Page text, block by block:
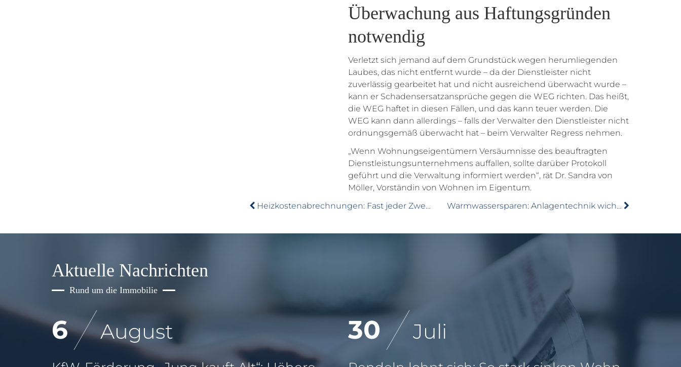
Überwachung aus Haftungsgründen
notwendig
Verletzt sich jemand auf dem Grundstück wegen herumliegenden
Laubes, das nicht entfernt wurde – da der Dienstleister nicht
zuverlässig gearbeitet hat und nicht ausreichend überwacht wurde –
kann er Schadensersatzansprüche gegen die WEG richten. Das heißt,
die WEG haftet in diesen Fällen, und das kann teuer werden. Die
WEG kann dann allerdings – falls der Verwalter den Dienstleister nicht
ordnungsgemäß überwacht hat – beim Verwalter Regress nehmen.
„Wenn Wohnungseigentümern Versäumnisse des beauftragten
Dienstleistungsunternehmens auffallen, sollte darüber Protokoll
geführt und die Verwaltung informiert werden“, rät Dr. Sandra von
Möller, Vorständin von Wohnen im Eigentum.
Heizkostenabrechnungen: Fast jeder Zweite muss nachzahlen
Warmwassersparen: Anlagentechnik wichtiger als Nutzerverhalten
Aktuelle Nachrichten
Rund um die Immobilie
6 August 30 Juli